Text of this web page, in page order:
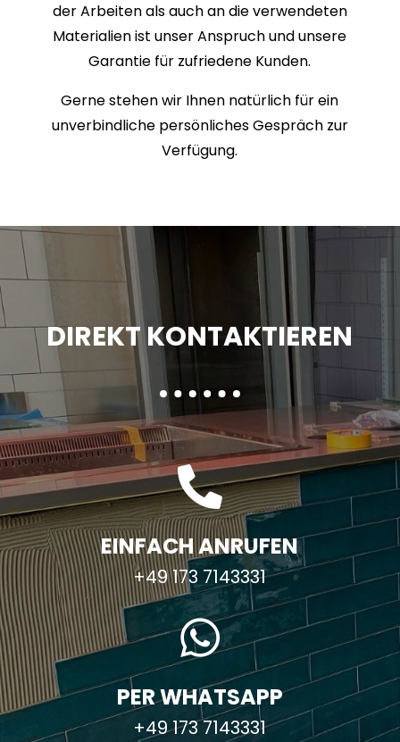
der Arbeiten als auch an die verwendeten
Materialien ist unser Anspruch und unsere
Garantie für zufriedene Kunden.
Gerne stehen wir Ihnen natürlich für ein
unverbindliche persönliches Gespräch zur
Verfügung.
DIREKT KONTAKTIEREN

EINFACH ANRUFEN
+49 173 7143331

PER WHATSAPP
+49 173 7143331